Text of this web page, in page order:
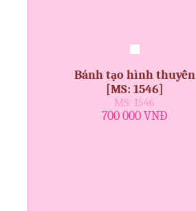
Bánh tạo hình thuyền
[MS: 1546]
MS: 1546
700 000 VNĐ